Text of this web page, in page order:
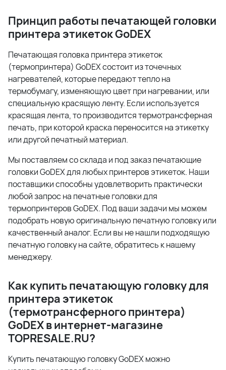
Принцип работы печатающей головки
принтера этикетокGoDEX
Печатающая головка принтера этикеток
(термопринтера) GoDEX состоит из точечных
нагревателей, которые передают тепло на
термобумагу, изменяющую цвет при нагревании, или
специальную красящую ленту. Если используется
красящая лента, то производится термотрансферная
печать, при которой краска переносится на этикетку
или другой печатный материал.
Мы поставляем со склада и под заказ печатающие
головки GoDEX для любых принтеров этикеток. Наши
поставщики способны удовлетворить практически
любой запрос на печатные головки для
термопринтеров GoDEX. Под ваши задачи мы можем
подобрать новую оригинальную печатную головку или
качественный аналог. Если вы не нашли подходящую
печатную головку на сайте, обратитесь к нашему
менеджеру.
Как купить печатающую головку для
принтера этикеток
(термотрансферного принтера)
GoDEX в интернет-магазине
TOPRESALE.RU?
Купить печатающую головку GoDEX можно